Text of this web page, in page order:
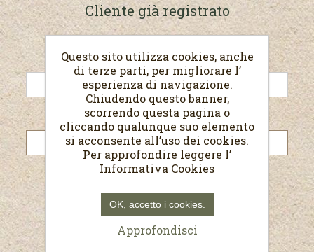
Cliente già registrato
E-mail:
Password:
Questo sito utilizza cookies, anche
di terze parti, per migliorare l’
esperienza di navigazione.
Chiudendo questo banner,
scorrendo questa pagina o
cliccando qualunque suo elemento
si acconsente all’uso dei cookies.
Per approfondire leggere l’
Informativa Cookies
OK, accetto i cookies.
Approfondisci